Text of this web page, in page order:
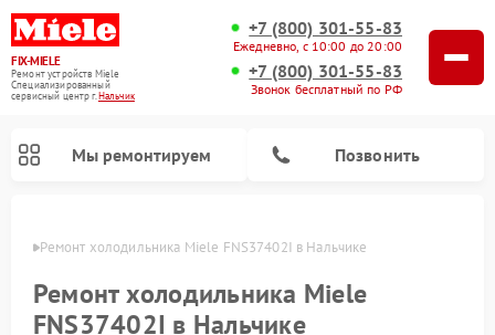
FIX-MIELE
Ремонт устройств Miele
Специализированный
cервисный центр г.Нальчик
+7 (800) 301-55-83
Ежедневно, с 10:00 до 20:00
+7 (800) 301-55-83
Звонок бесплатный по РФ
Мы ремонтируем Позвонить
Ремонт холодильника Miele FNS37402I в Нальчике
Ремонт холодильника Miele
FNS37402I в Нальчике